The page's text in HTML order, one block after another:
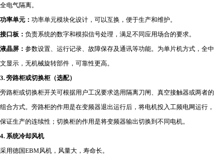
全电气隔离。
功率单元： 功率单元模块化设计，可以互换，便于生产和维护。
接口板： 负责系统的数字和模拟信号处理，满足不同应用场合的要求。
液晶屏： 参数设置、运行记录、故障保存及通讯等功能。为单片机方式，全中
文显示，无机械旋转部件，可靠性更高。
3. 旁路柜或切换柜（选配）
旁路柜或切换柜开关可根据用户工况要求选用隔离刀闸、真空接触器或两者的
组合方式。旁路柜的作用是在变频器退出运行后，将电机投入工频电网运行，
保证生产的连续性；切换柜的作用是将变频器输出切换到不同电机。
4. 系统冷却风机
采用德国EBM风机，风量大，寿命长。